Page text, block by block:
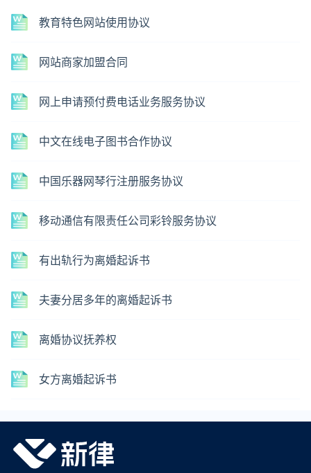
教育特色网站使用协议
网站商家加盟合同
网上申请预付费电话业务服务协议
中文在线电子图书合作协议
中国乐器网琴行注册服务协议
移动通信有限责任公司彩铃服务协议
有出轨行为离婚起诉书
夫妻分居多年的离婚起诉书
离婚协议抚养权
女方离婚起诉书